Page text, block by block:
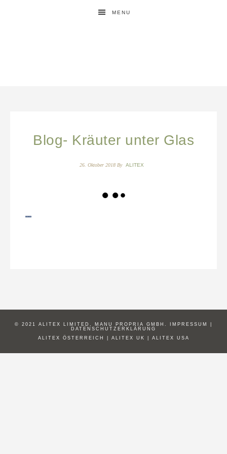
MENU
Blog- Kräuter unter Glas
26. Oktober 2018By ALITEX
© 2021 ALITEX LIMITED, MANU PROPRIA GMBH. IMPRESSUM
DATENSCHUTZERKLÄRUNG
ALITEX ÖSTERREICH
ALITEX UK ALITEX USA